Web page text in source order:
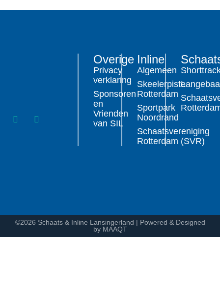
Inline
Algemeen
Skeelerpiste
Rotterdam
Sportpark
Noordrand
Schaatsvereniging
Rotterdam (SVR)
Overige
Privacy
verklaring
Sponsoren
en
Vrienden
van SIL
©2026 Schaats & Inline Lansingerland | Powered & Designed
by MAAQT